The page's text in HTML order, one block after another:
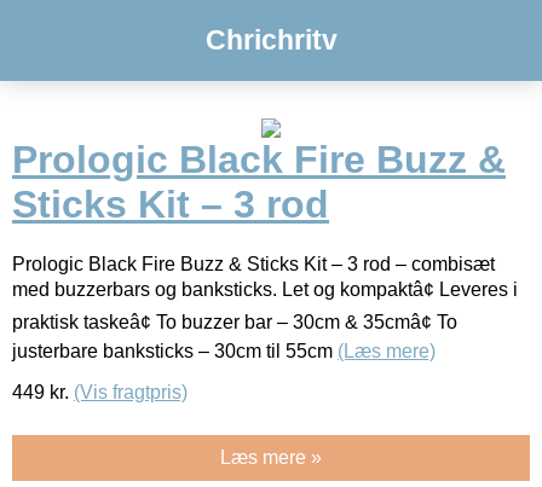
Chrichritv
Prologic Black Fire Buzz &
Sticks Kit – 3 rod
Prologic Black Fire Buzz & Sticks Kit – 3 rod – combisæt
med buzzerbars og banksticks. Let og kompaktâ¢ Leveres i
praktisk taskeâ¢ To buzzer bar – 30cm & 35cmâ¢ To
justerbare banksticks – 30cm til 55cm (Læs mere)
449 kr. (Vis fragtpris)
Læs mere »